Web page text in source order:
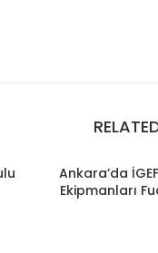
Ankara’da
Ekipmanları